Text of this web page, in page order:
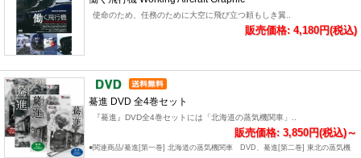
使命のため、任務のために大空に飛び立つ頼もしき翼..
販売価格: 4,180円(税込)
驀進 DVD 全4巻セット
『驀進』DVD全4巻セットには「北海道の蒸気機関車」..
販売価格: 3,850円(税込)～
●関連商品/驀進[第一巻] 北海道の蒸気機関車 DVD、驀進[第二巻] 東北の蒸気機